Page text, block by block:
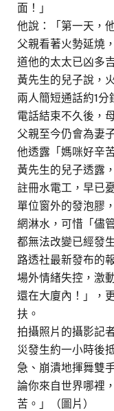
面！」
他說：「第一天，
父親看著火勢延燒
道他的太太已凶多
黃先生的兒子說，
兩人簡短通話約1
電話結束不久後，
父親至今仍會為妻
他透露「媽咪好辛
黃先生的兒子透露
註冊水電工，早已
單位窗外的發泡膠
網淋水，可惜「儘
都無法改變已經發
路透社最新發布的
場外情緒失控，激
還在大廈內！」，
扶。
拍攝照片的攝影記
災發生約一小時後
急、崩潰地揮舞雙
論你來自世界哪裡
苦。」（圖片）